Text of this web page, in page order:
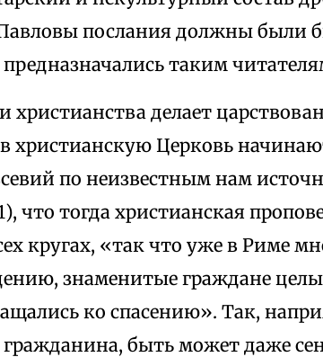
послания должны были
таким
христианства делает
в христианскую Церковь
по неизвестным нам
что тогда христианская
кругах, «так что уже в Риме
знаменитые граждане
ко спасению». Так,
гражданина, быть может даже